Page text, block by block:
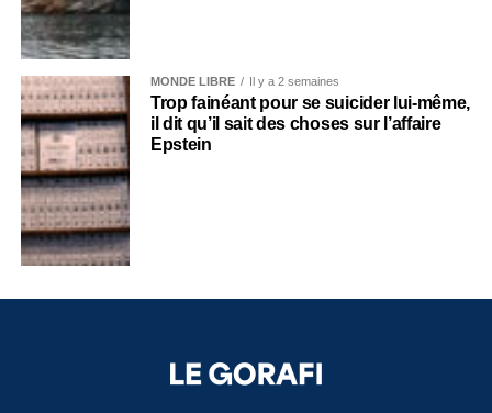
MONDE LIBRE Il y a 2 semaines
Trop fainéant pour se suicider lui-même,
il dit qu’il sait des choses sur l’affaire
Epstein